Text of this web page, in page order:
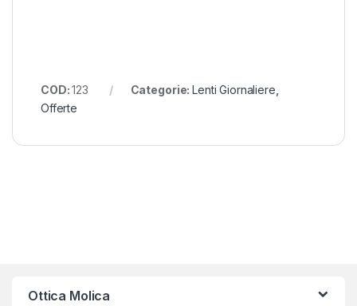
COD:123 Categorie:Lenti Giornaliere
Offerte
Ottica Molica